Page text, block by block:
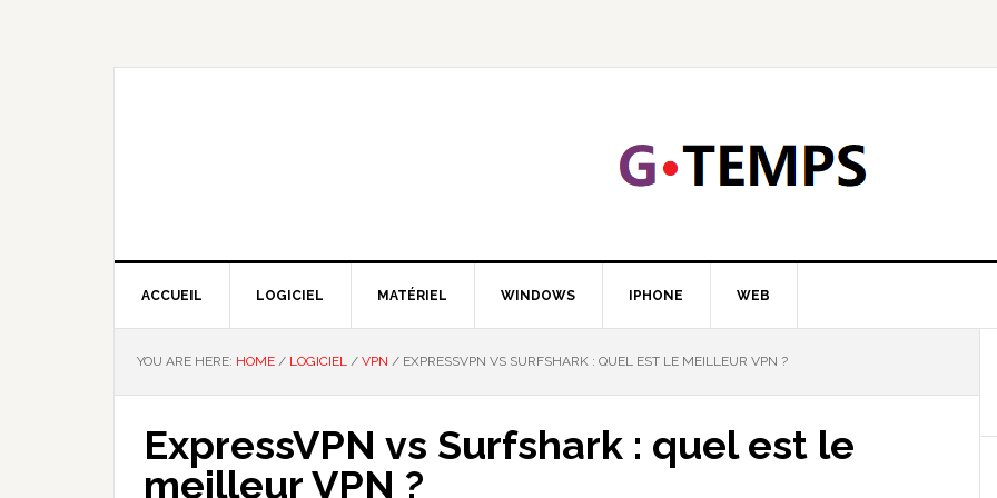
ACCUEIL LOGICIEL MATÉRIEL WINDOWS IPHONE WEB
YOU ARE HERE: HOME / LOGICIEL / VPN / EXPRESSVPN VS SURFSHARK : QUEL EST LE MEILLEUR VPN ?
ExpressVPN vs Surfshark : quel est le
meilleur VPN ?